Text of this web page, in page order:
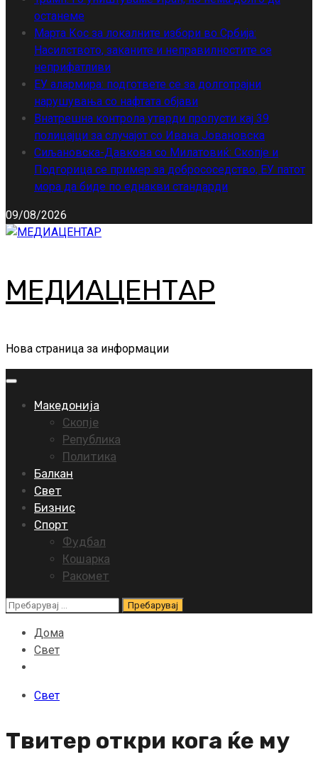
останеме
Марта Кос за локалните избори во Србија:
Насилството, заканите и неправилностите се
неприфатливи
ЕУ алармира: подгответе се за долготрајни
нарушувања со нафтата објави
Внатрешна контрола утврди пропусти кај 39
полицајци за случајот со Ивана Јовановска
Сиљановска-Давкова со Милатовиќ: Скопје и
Подгорица се пример за добрососедство, ЕУ патот
мора да биде по еднакви стандарди
09/08/2026
МЕДИАЦЕНТАР
Нова страница за информации
Primary
Македонија
Скопје
Република
Политика
Балкан
Свет
Бизнис
Спорт
Фудбал
Кошарка
Ракомет
Пребарувај
Дома
Свет
Свет
Твитер откри кога ќе му